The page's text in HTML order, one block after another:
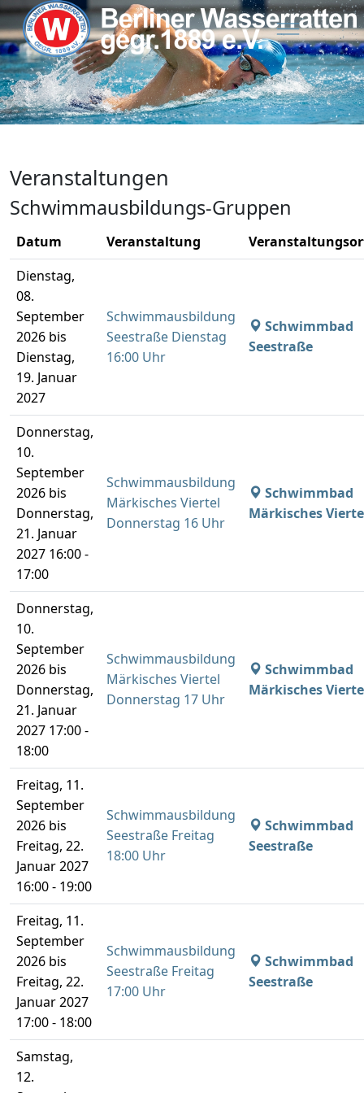
Veranstaltungen
Schwimmausbildungs-Gruppen
Datum Veranstaltung
Dienstag,
08.
September
2026 bis
Dienstag,
19. Januar
2027
Schwimmausbildung
Seestraße Dienstag
16:00 Uhr
Schwimmbad
Seestraße
Donnerstag,
10.
September
2026 bis
Donnerstag,
21. Januar
2027 16:00 -
17:00
Schwimmausbildung
Märkisches Viertel
Donnerstag 16 Uhr
Schwimmbad
Märkisches
Donnerstag,
10.
September
2026 bis
Donnerstag,
21. Januar
2027 17:00 -
18:00
Schwimmausbildung
Märkisches Viertel
Donnerstag 17 Uhr
Schwimmbad
Märkisches
Freitag, 11.
September
2026 bis
Freitag, 22.
Januar 2027
16:00 - 19:00
Schwimmausbildung
Seestraße Freitag
18:00 Uhr
Schwimmbad
Seestraße
Freitag, 11.
September
2026 bis
Freitag, 22.
Januar 2027
17:00 - 18:00
Schwimmausbildung
Seestraße Freitag
17:00 Uhr
Schwimmbad
Seestraße
Samstag,
12.